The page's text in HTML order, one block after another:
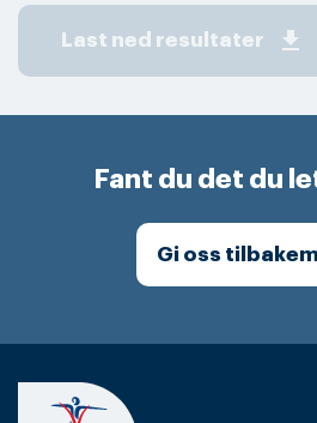
Last ned resultater get_app
Fant du det du
Gi oss